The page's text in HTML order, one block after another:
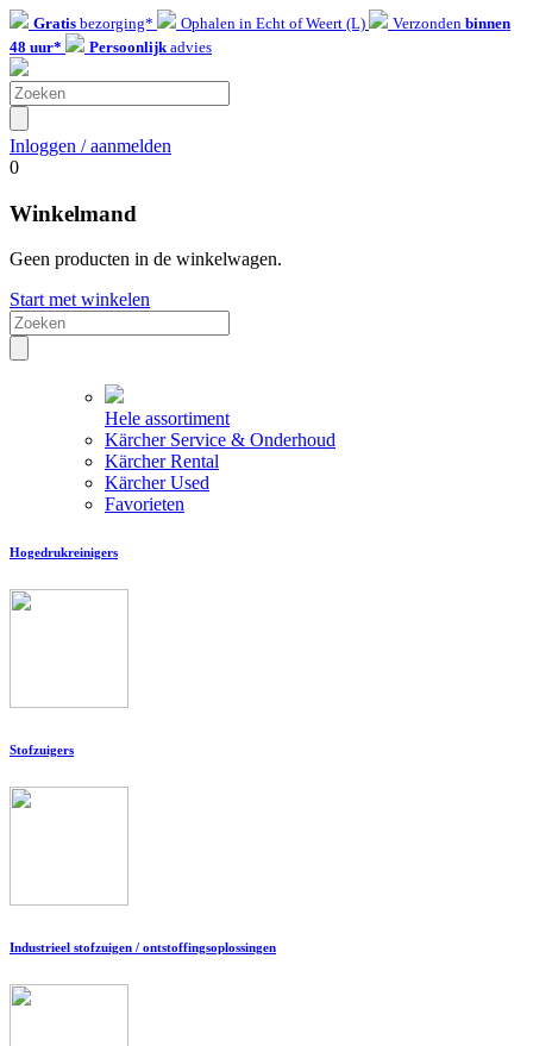
Gratis bezorging* Ophalen in Echt of Weert (L) Verzonden binnen
48 uur*
Persoonlijkadvies
Inloggen / aanmelden
0
Winkelmand
Geen producten in de winkelwagen.
Start met winkelen
Hele assortiment
Kärcher Service & Onderhoud
Kärcher Rental
Kärcher Used
Favorieten
Hogedrukreinigers
Stofzuigers
Industrieel stofzuigen / ontstoffingsoplossingen